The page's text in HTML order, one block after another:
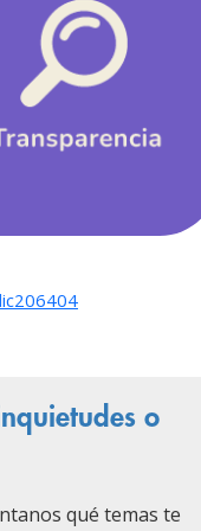
o
qué temas te